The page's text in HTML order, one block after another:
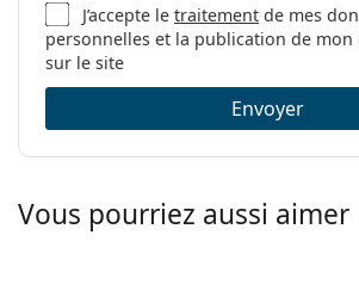
J’accepte letraitement de mes
personnelles et la publication de mon
sur le site
Envoyer
Vous pourriez aussi aimer